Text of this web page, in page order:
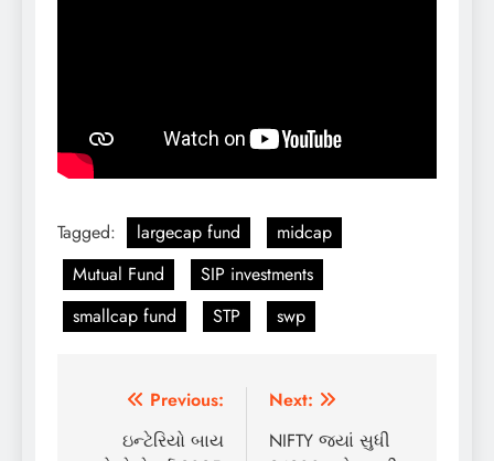
Tagged: largecap fund
midcap
Mutual Fund
SIP investments
smallcap fund
STP swp
Post
navigation
Previous:
ઇન્ટેરિયો બાય
Next:
NIFTY જ્યાં સુધી